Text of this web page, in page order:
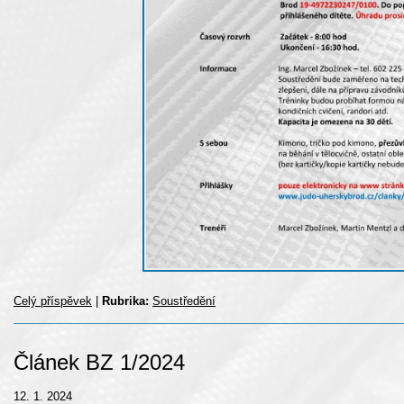
Celý příspěvek | Rubrika: Soustředění
Článek BZ 1/2024
12. 1. 2024